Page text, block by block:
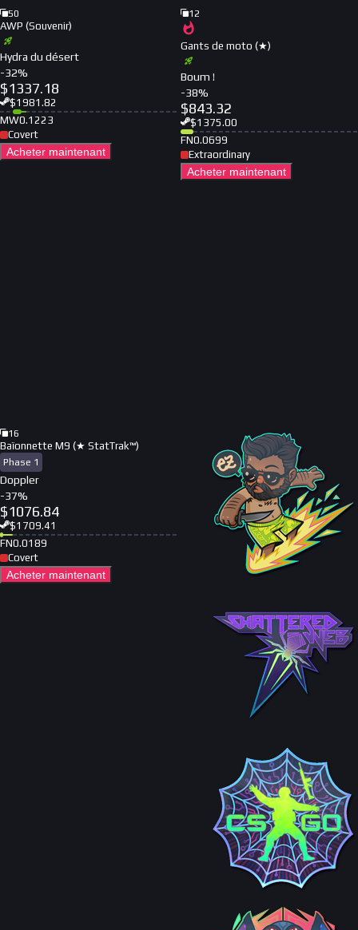
50
AWP (Souvenir)
Hydra du désert
-32%
$1337.18
$1981.82
MW0.1223
Covert
Acheter maintenant
12
Gants de moto (★)
Boum !
-38%
$843.32
$1375.00
FN0.0699
Extraordinary
Acheter maintenant
16
Baïonnette M9 (★ StatTrak™)
Phase 1
Doppler
-37%
$1076.84
$1709.41
FN0.0189
Covert
Acheter maintenant